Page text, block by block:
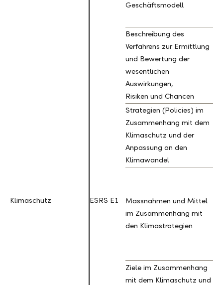
Klimaschutz ESRS E1
Geschäftsmodell
Beschreibung des
Verfahrens zur Ermittlung
und Bewertung der
wesentlichen
Auswirkungen,
Risiken und Chancen
Strategien (Policies) im
Zusammenhang mit dem
Klimaschutz und der
Anpassung an den
Klimawandel
Massnahmen und Mittel
im Zusammenhang mit
den Klimastrategien
Ziele im Zusammenhang
mit dem Klimaschutz und
Klimaschutz